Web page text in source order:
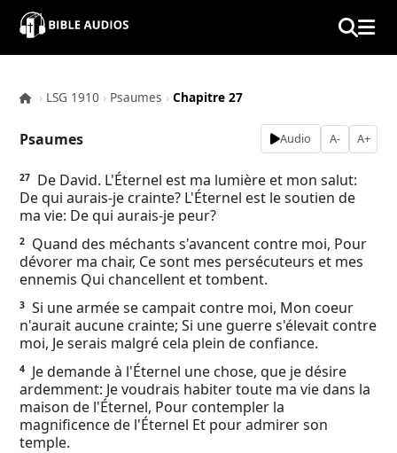
×
Contacts
About
Copyright
Download
L.O.A
Ebook
› LSG 1910 › Psaumes › Chapitre 27
Psaumes Audio A- A+
27
De David. L'Éternel est ma lumière et mon salut:
De qui aurais-je crainte? L'Éternel est le soutien de
ma vie: De qui aurais-je peur?
2
Quand des méchants s'avancent contre moi, Pour
dévorer ma chair, Ce sont mes persécuteurs et mes
ennemis Qui chancellent et tombent.
3 Si une armée se campait contre moi, Mon coeur
n'aurait aucune crainte; Si une guerre s'élevait contre
moi, Je serais malgré cela plein de confiance.
4
Je demande à l'Éternel une chose, que je désire
ardemment: Je voudrais habiter toute ma vie dans la
maison de l'Éternel, Pour contempler la
magnificence de l'Éternel Et pour admirer son
temple.